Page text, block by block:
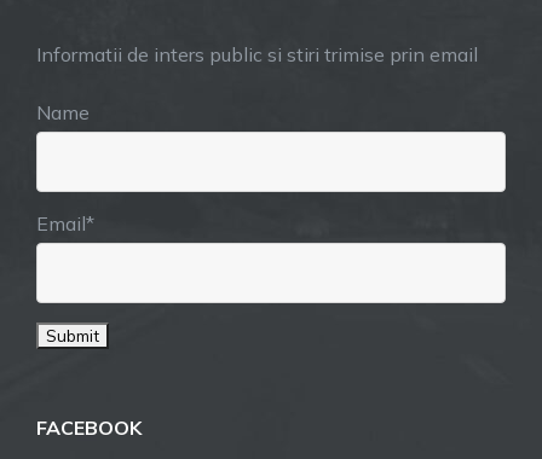
Informatii de inters public si stiri trimise prin email
Name
Email*
FACEBOOK